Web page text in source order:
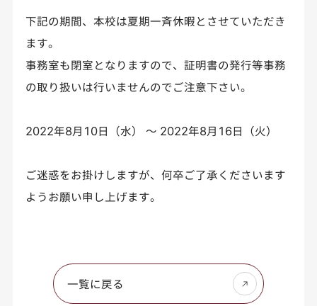
下記の期間、本校は夏期一斉休暇とさせていただき
ます。
事務室も閉室となりますので、証明書の発行等事務
の取り扱いは行いませんのでご注意下さい。
2022年8月10日（水） ～ 2022年8月16日（火）
ご迷惑をお掛けしますが、何卒ご了承くださいます
ようお願い申し上げます。
一覧に戻る